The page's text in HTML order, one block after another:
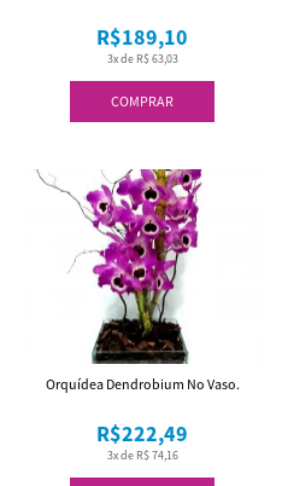
COMPRAR
3x de R$ 63,03
R$189,10
3x de R$ 74,16
R$222,49
Orquídea Dendrobium No Vaso.